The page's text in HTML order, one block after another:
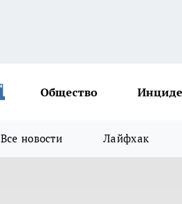
Общество
Все новости Лайфхак